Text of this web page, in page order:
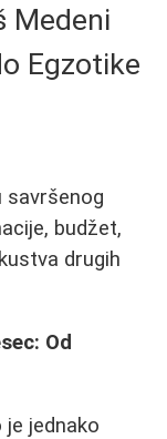
Medeni
Egzotike
savršenog
budžet,
drugih
Od
jednako